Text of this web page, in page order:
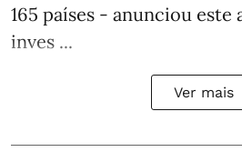
165 países - anunciou este
inves ...
Ver mais